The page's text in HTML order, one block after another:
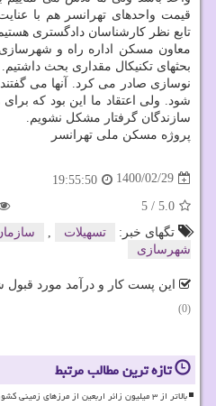
قیمت واحدهای تهرانسر هم با
تابع نظر کارشناسان دادگستری
معاون مسکن اداره راه و
بحثهای تکنیکال مقداری بحث
نوسازی صادر می کرد. آنها می
شود. ولی اعتقاد ما این بود که برای
سازندگان گرفتار مشکل نشویم.
پروژه مسکن ملی تهرانسر
1400/02/29
19:55:50
5.0
/
5
تگهای خبر:
تسهیلات
شهرسازی
این پست کار و درآمد مورد
(0)
تازه ترین مطالب مرتبط
بالاتر از ۳ میلیون زائر اربعین از مرزهای زمینی کشور خارج شدند